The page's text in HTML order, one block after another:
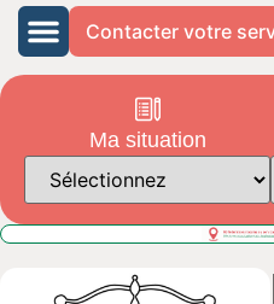
Contacter votre
Ma situation